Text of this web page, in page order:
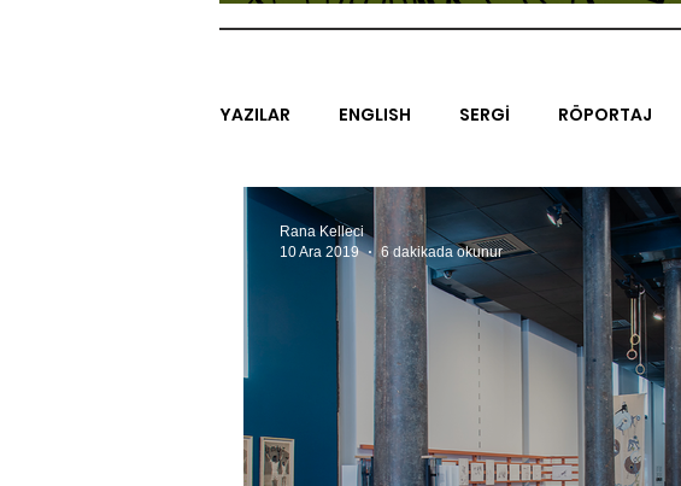
YAZILAR ENGLISH SERGİ RÖPORTAJ
SİNEMA ARAŞTIRMA BİENAL
YEL TOZ PORTRELER ON
#GEÇMİŞTEBUGÜN ODAK: RESİM
Rana Kelleci
10 Ara 2019
6 dakikada okunur